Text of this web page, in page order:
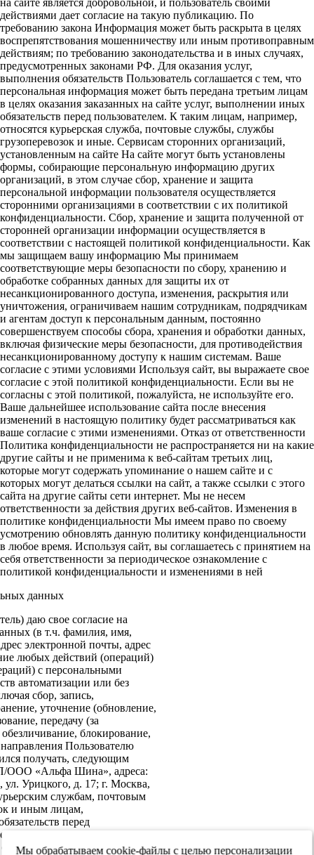
на сайте является добровольной, и пользователь своими
действиями дает согласие на такую публикацию. По
требованию закона Информация может быть раскрыта в целях
воспрепятствования мошенничеству или иным противоправным
действиям; по требованию законодательства и в иных случаях,
предусмотренных законами РФ. Для оказания услуг,
выполнения обязательств Пользователь соглашается с тем, что
персональная информация может быть передана третьим лицам
в целях оказания заказанных на сайте услуг, выполнении иных
обязательств перед пользователем. К таким лицам, например,
относятся курьерская служба, почтовые службы, службы
грузоперевозок и иные. Сервисам сторонних организаций,
установленным на сайте На сайте могут быть установлены
формы, собирающие персональную информацию других
организаций, в этом случае сбор, хранение и защита
персональной информации пользователя осуществляется
сторонними организациями в соответствии с их политикой
конфиденциальности. Сбор, хранение и защита полученной от
сторонней организации информации осуществляется в
соответствии с настоящей политикой конфиденциальности. Как
мы защищаем вашу информацию Мы принимаем
соответствующие меры безопасности по сбору, хранению и
обработке собранных данных для защиты их от
несанкционированного доступа, изменения, раскрытия или
уничтожения, ограничиваем нашим сотрудникам, подрядчикам
и агентам доступ к персональным данным, постоянно
совершенствуем способы сбора, хранения и обработки данных,
включая физические меры безопасности, для противодействия
несанкционированному доступу к нашим системам. Ваше
согласие с этими условиями Используя сайт, вы выражаете свое
согласие с этой политикой конфиденциальности. Если вы не
согласны с этой политикой, пожалуйста, не используйте его.
Ваше дальнейшее использование сайта после внесения
изменений в настоящую политику будет рассматриваться как
ваше согласие с этими изменениями. Отказ от ответственности
Политика конфиденциальности не распространяется ни на какие
другие сайты и не применима к веб-сайтам третьих лиц,
которые могут содержать упоминание о нашем сайте и с
которых могут делаться ссылки на сайт, а также ссылки с этого
сайта на другие сайты сети интернет. Мы не несем
ответственности за действия других веб-сайтов. Изменения в
политике конфиденциальности Мы имеем право по своему
усмотрению обновлять данную политику конфиденциальности
в любое время. Используя сайт, вы соглашаетесь с принятием на
себя ответственности за периодическое ознакомление с
политикой конфиденциальности и изменениями в ней
данных
даю свое согласие на
(в т.ч. фамилия, имя,
электронной почты, адрес
любых действий (операций)
с персональными
автоматизации или без
сбор, запись,
уточнение (обновление,
передачу (за
блокирование,
Пользователю
получать, следующим
ООО «Альфа Шина», адреса:
Урицкого, д. 17; г. Москва,
службам, почтовым
и иным лицам,
перед
на передачу в
информационной
Мы обрабатываем cookie-файлы с целью персонализации